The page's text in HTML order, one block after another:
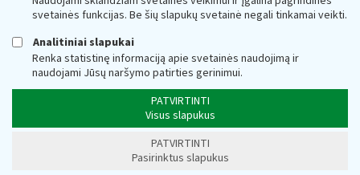
svetainės funkcijas. Be šių slapukų svetainė negali tinkamai veikti.
Analitiniai slapukai
Renka statistinę informaciją apie svetainės naudojimą ir
naudojami Jūsų naršymo patirties gerinimui.
PATVIRTINTI
Visus slapukus
PATVIRTINTI
Pasirinktus slapukus